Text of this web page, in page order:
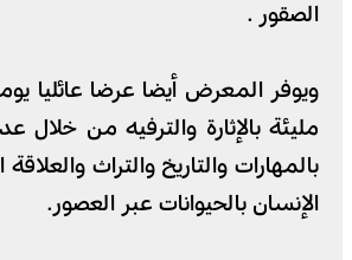
الصقور .
ويوفر المعرض أيضا عرضا عائليا
مليئة بالإثارة والترفيه من خلال
بالمهارات والتاريخ والتراث والعلاقة
الإنسان بالحيوانات عبر العصور.